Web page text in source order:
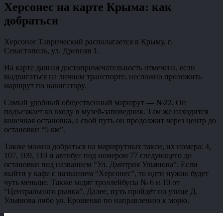
Херсонес на карте Крыма: как
добраться
Херсонес Таврический располагается в Крыму, г.
Севастополь, ул. Древняя 1.
На карте данная достопримечательность отмечена, если
выдвигаться на личном транспорте, несложно проложить
маршрут по навигатору.
Самый удобный общественный маршрут — №22. Он
подъезжает ко входу в музей-заповедник. Там же находится
конечная остановка, а свой путь он продолжит через центр до
остановки “5 км”.
Также можно добраться на маршрутных такси, их номера: 4,
107, 109, 110 и автобус под номером 77 следующего до
остановки под названием “Ул. Дмитрия Ульянова”. Если
выйти у кафе с названием “Херсонес”, то идти нужно будет
чуть меньше. Также ходят троллейбусы № 6 и 10 от
“Центрального рынка”. Далее, путь пройдёт по улице Д.
Ульянова либо ул. Ерошенко по направлению к морю.